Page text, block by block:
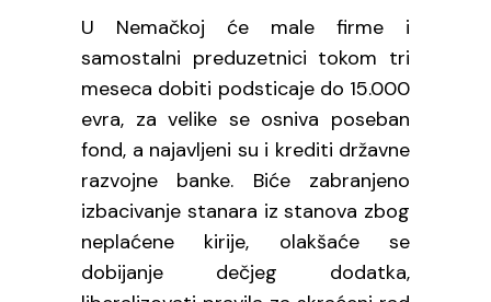
U Nemačkoj će male firme i
samostalni preduzetnici tokom tri
meseca dobiti podsticaje do 15.000
evra, za velike se osniva poseban
fond, a najavljeni su i krediti državne
razvojne banke. Biće zabranjeno
izbacivanje stanara iz stanova zbog
neplaćene kirije, olakšaće se
dobijanje dečjeg dodatka,